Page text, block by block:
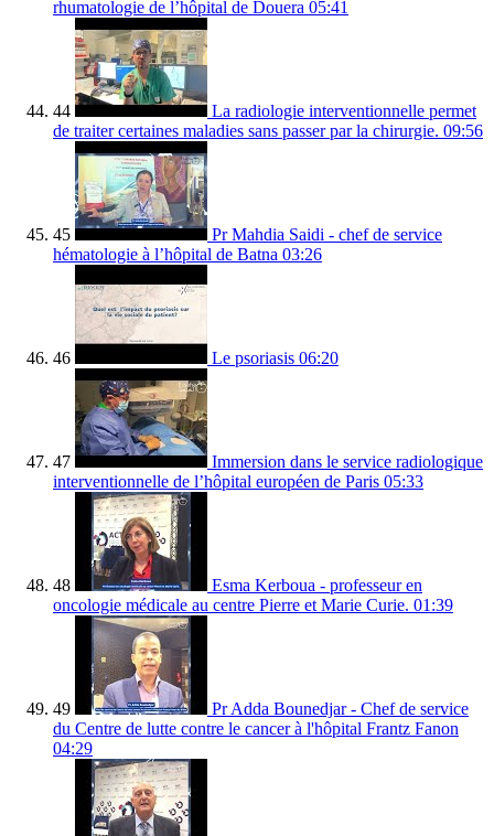
rhumatologie de l’hôpital de Douera 05:41
44
La radiologie interventionnelle permet
de traiter certaines maladies sans passer par la chirurgie. 09:56
45
Pr Mahdia Saidi - chef de service
hématologie à l’hôpital de Batna 03:26
46 Le psoriasis 06:20
47
Immersion dans le service radiologique
interventionnelle de l’hôpital européen de Paris 05:33
48
Esma Kerboua - professeur en
oncologie médicale au centre Pierre et Marie Curie. 01:39
49
Pr Adda Bounedjar - Chef de service
du Centre de lutte contre le cancer à l'hôpital Frantz Fanon
04:29